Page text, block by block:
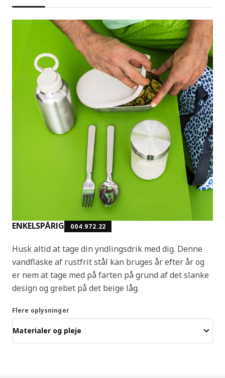
ENKELSPÅRIG 004.972.22
Husk altid at tage din yndlingsdrik med dig. Denne
vandflaske af rustfrit stål kan bruges år efter år og
er nem at tage med på farten på grund af det slanke
design og grebet på det beige låg.
Flere oplysninger
Materialer og pleje